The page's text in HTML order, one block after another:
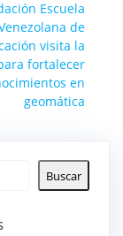
Escuela
de
visita la
fortalecer
en
geomática
Buscar